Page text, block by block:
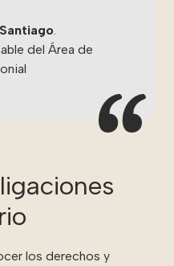
del Área de
los derechos y